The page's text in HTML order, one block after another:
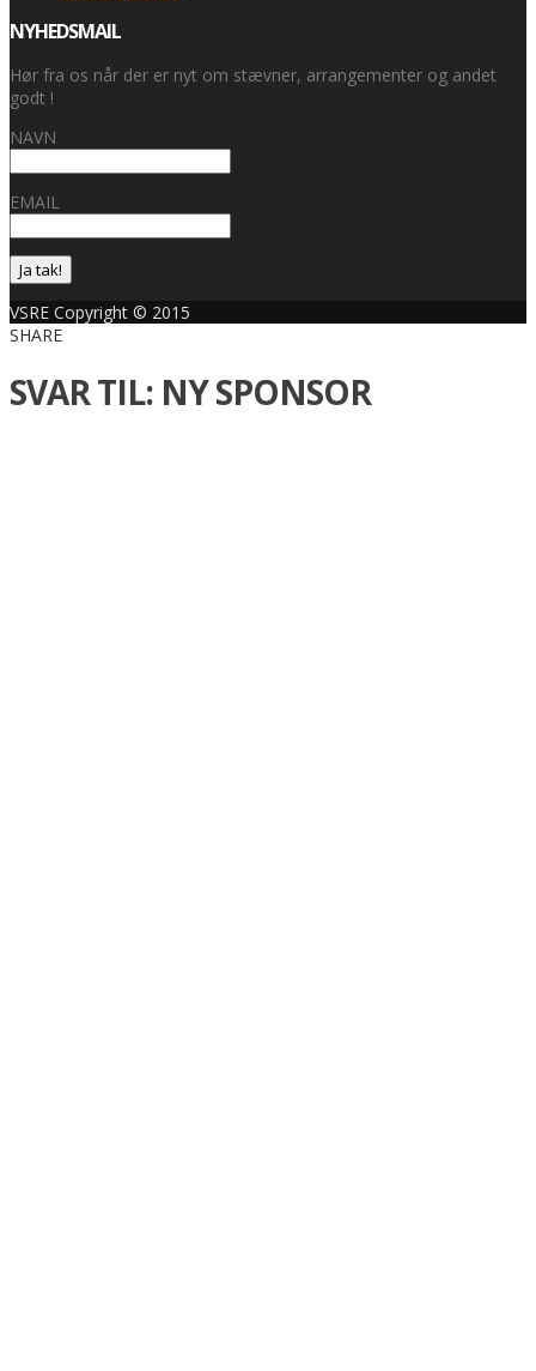
NYHEDSMAIL
Hør fra os når der er nyt om stævner, arrangementer og andet
godt !
NAVN
EMAIL
Ja tak!
VSRE Copyright © 2015
SHARE
SVAR TIL: NY SPONSOR